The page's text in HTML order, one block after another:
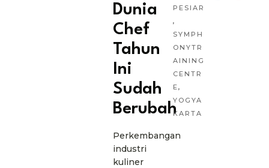
Dunia
Chef
Tahun
Ini
Sudah
Berubah
Perkembangan
industri
kuliner
PESIAR
,
SYMPH
ONYTR
AINING
CENTR
E,
YOGYA
KARTA